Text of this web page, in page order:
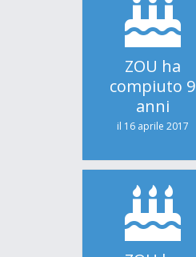
ZOU ha
compiuto 9
anni
il 16 aprile 2017